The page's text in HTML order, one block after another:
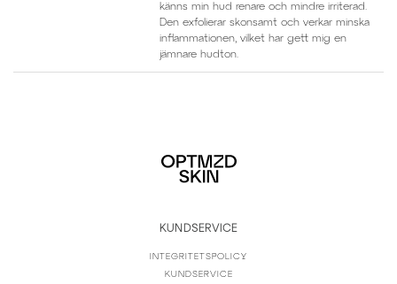
känns min hud renare och mindre irriterad.
Den exfolierar skonsamt och verkar minska
inflammationen, vilket har gett mig en
jämnare hudton.
KUNDSERVICE
INTEGRITETSPOLICY
KUNDSERVICE